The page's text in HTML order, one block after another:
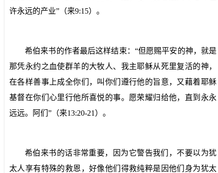
许永远的产业”（来9:15）。
希伯来书的作者最后这样结束：“但愿赐平安的神，就是
那凭永约之血使群羊的大牧人、我主耶稣从死里复活的神，
在各样善事上成全你们，叫你们遵行他的旨意，又藉着耶稣
基督在你们心里行他所喜悦的事。愿荣耀归给他，直到永永
远远。阿们”（来13:20-21 ）。
希伯来书的话非常重要，因为它警告我们，不要以为犹
太人享有特殊的救恩，好像他们得救纯粹是因他们身为犹太